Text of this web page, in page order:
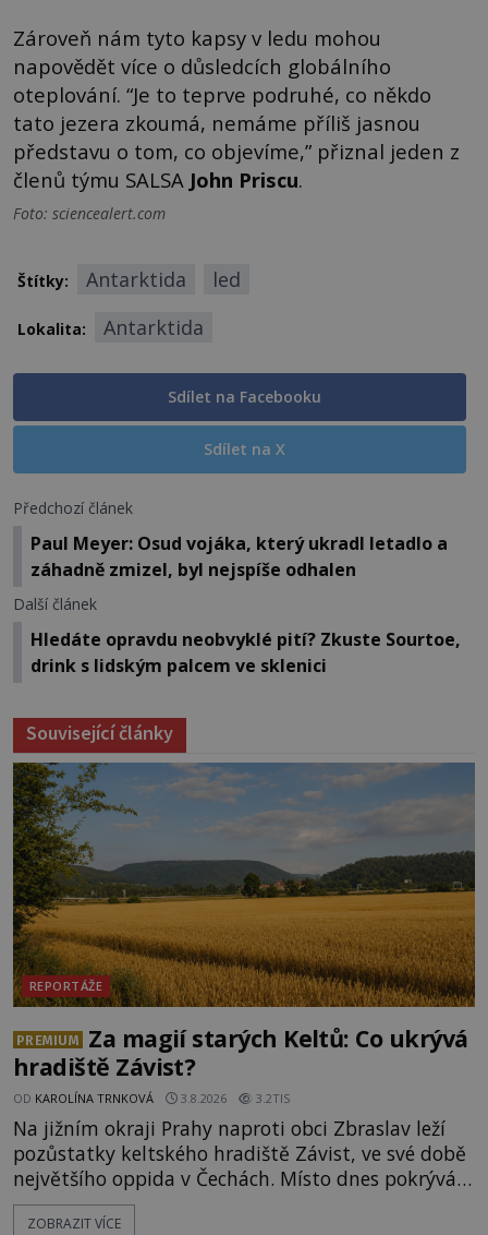
Zároveň nám tyto kapsy v ledu mohou
napovědět více o důsledcích globálního
oteplování. “Je to teprve podruhé, co někdo
tato jezera zkoumá, nemáme příliš jasnou
představu o tom, co objevíme,” přiznal jeden z
členů týmu SALSA John Priscu.
Foto: sciencealert.com
Štítky: Antarktida led
Lokalita: Antarktida
Sdílet na Facebooku
Sdílet na X
Předchozí článek
Paul Meyer: Osud vojáka, který ukradl letadlo a
záhadně zmizel, byl nejspíše odhalen
Další článek
Hledáte opravdu neobvyklé pití? Zkuste Sourtoe,
drink s lidským palcem ve sklenici
Související články
REPORTÁŽE
PREMIUM
Za magií starých Keltů: Co ukrývá
hradiště Závist?
OD KAROLÍNA TRNKOVÁ 3.8.2026 3.2TIS
Na jižním okraji Prahy naproti obci Zbraslav leží
pozůstatky keltského hradiště Závist, ve své době
největšího oppida v Čechách. Místo dnes pokrývá
les, zbytky po kdysi monumentálním hradišti jsou
ale v terénu patrné stále. Co dalšího tu po Keltech
ZOBRAZIT VÍCE